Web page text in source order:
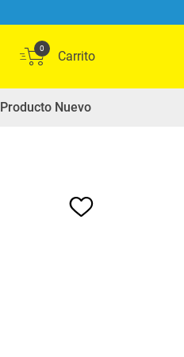
0
Producto Nuevo